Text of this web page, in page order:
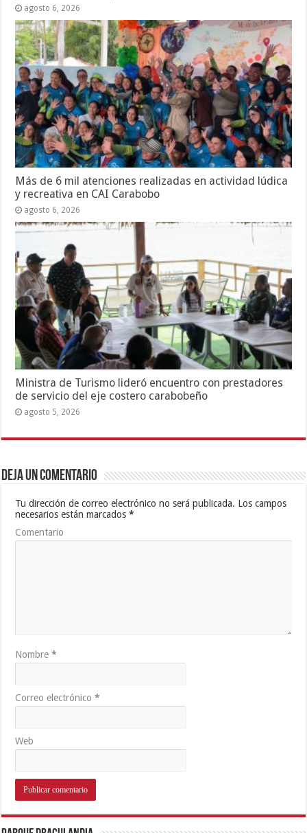
agosto 6, 2026
Más de 6 mil atenciones realizadas en actividad lúdica
y recreativa en CAI Carabobo
agosto 6, 2026
Ministra de Turismo lideró encuentro con prestadores
de servicio del eje costero carabobeño
agosto 5, 2026
Deja un comentario
Tu dirección de correo electrónico no será publicada. Los campos
necesarios están marcados*
Comentario
Nombre*
Correo electrónico*
Web